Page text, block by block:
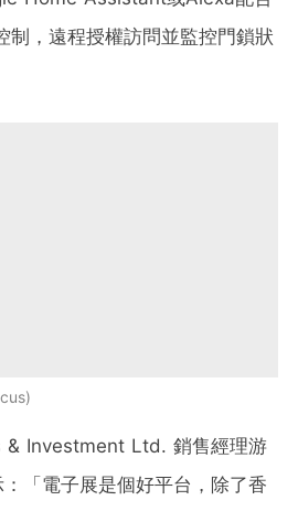
制，遠程授權訪問並監控門鎖狀
Investment Ltd. 銷售經理游
「電子展是個好平台，除了香